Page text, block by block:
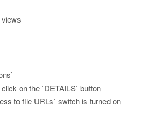
on the `DETAILS` button
to file URLs` switch is turned on